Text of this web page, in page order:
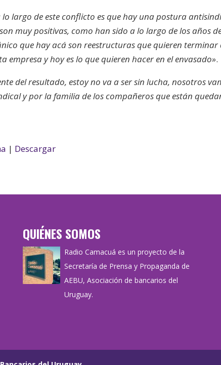
largo de este conflicto es que hay una postura
muy positivas, como han sido a lo largo de los años
que hay acá son reestructuras que quieren terminar
empresa y hoy es lo que quieren hacer en el envasado».
del resultado, estoy no va a ser sin lucha, nosotros
y por la familia de los compañeros que están
| Descargar
QUIÉNES SOMOS
Radio Camacuá es un proyecto de la
Secretaría de Prensa y Propaganda de
AEBU, Asociación de bancarios del
Uruguay.